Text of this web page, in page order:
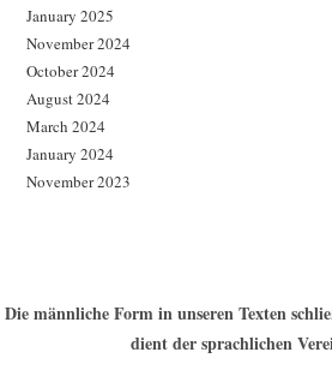
January 2025
November 2024
October 2024
August 2024
March 2024
January 2024
November 2023
Die männliche Form in unseren Texten
dient der sprachlichen